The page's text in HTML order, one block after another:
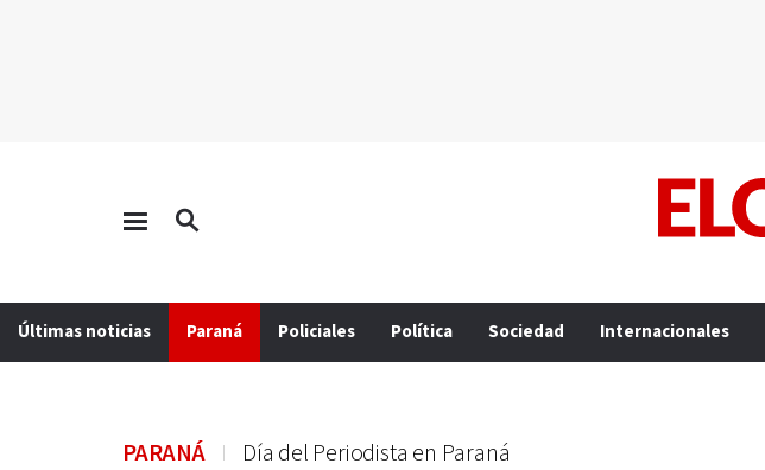
Últimas noticias Paraná Policiales Política Sociedad Internacionales
PARANÁ Día del Periodista en Paraná